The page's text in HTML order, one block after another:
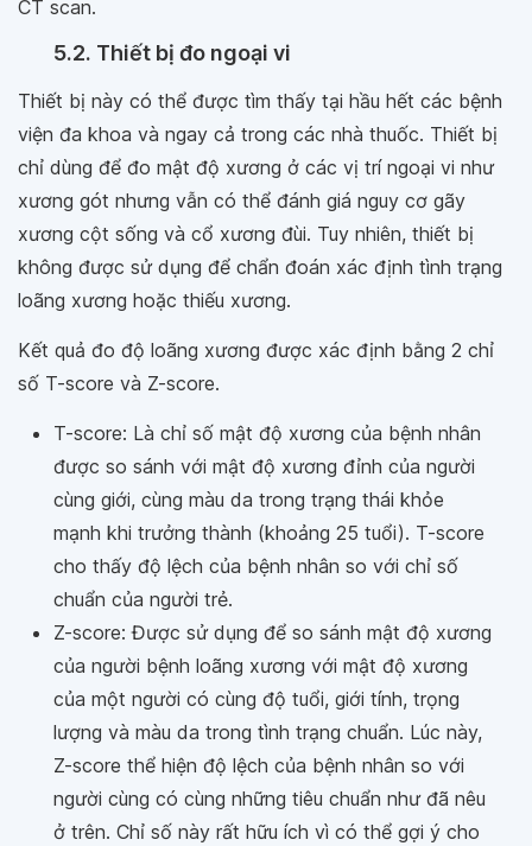
CT scan.
5.2. Thiết bị đo ngoại vi
Thiết bị này có thể được tìm thấy tại hầu hết các bệnh
viện đa khoa và ngay cả trong các nhà thuốc. Thiết bị
chỉ dùng để đo mật độ xương ở các vị trí ngoại vi như
xương gót nhưng vẫn có thể đánh giá nguy cơ gãy
xương cột sống và cổ xương đùi. Tuy nhiên, thiết bị
không được sử dụng để chẩn đoán xác định tình trạng
loãng xương hoặc thiếu xương.
Kết quả đo độ loãng xương được xác định bằng 2 chỉ
số T-score và Z-score.
T-score: Là chỉ số mật độ xương của bệnh nhân
được so sánh với mật độ xương đỉnh của người
cùng giới, cùng màu da trong trạng thái khỏe
mạnh khi trưởng thành (khoảng 25 tuổi). T-score
cho thấy độ lệch của bệnh nhân so với chỉ số
chuẩn của người trẻ.
Z-score: Được sử dụng để so sánh mật độ xương
của người bệnh loãng xương với mật độ xương
của một người có cùng độ tuổi, giới tính, trọng
lượng và màu da trong tình trạng chuẩn. Lúc này,
Z-score thể hiện độ lệch của bệnh nhân so với
người cùng có cùng những tiêu chuẩn như đã nêu
ở trên. Chỉ số này rất hữu ích vì có thể gợi ý cho